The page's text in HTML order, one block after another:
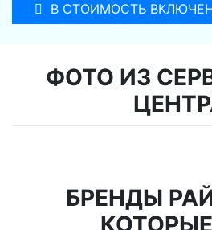
В СТОИМОСТЬ
ФОТО ИЗ
БРЕНДЫ